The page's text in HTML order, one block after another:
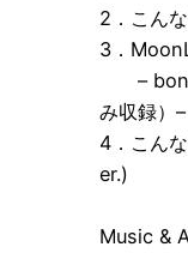
2．こん
3．
–
み収録）–
4．こん
er.)
Music &